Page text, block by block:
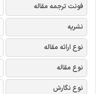
فونت ترجمه مقاله
نشریه
نوع ارائه مقاله
نوع مقاله
نوع نگارش